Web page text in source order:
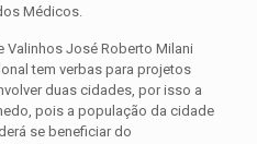
Médicos.
Valinhos José Roberto Milani
tem verbas para projetos
duas cidades, por isso a
pois a população da cidade
se beneficiar do